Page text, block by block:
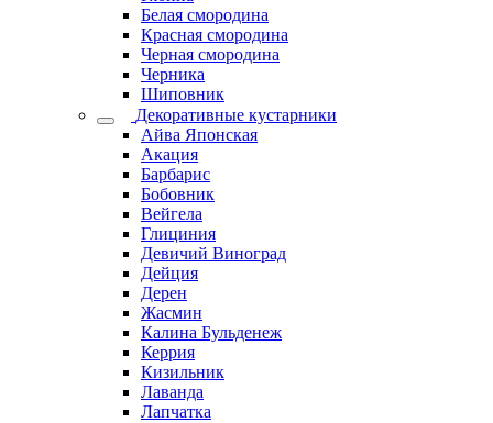
Белая смородина
Красная смородина
Черная смородина
Черника
Шиповник
Декоративные кустарники
Айва Японская
Акация
Барбарис
Бобовник
Вейгела
Глициния
Девичий Виноград
Дейция
Дерен
Жасмин
Калина Бульденеж
Керрия
Кизильник
Лаванда
Лапчатка